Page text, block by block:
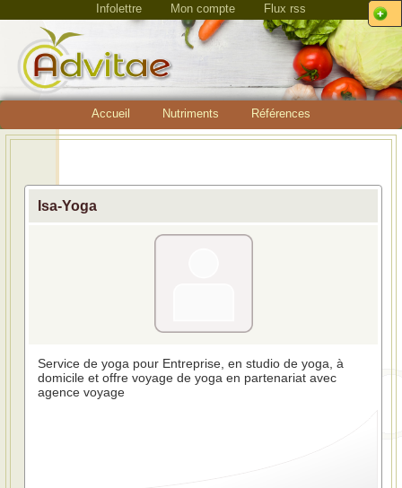
Infolettre Mon compte Flux rss
Accueil Nutriments Références
Isa-Yoga
Service de yoga pour Entreprise, en studio de yoga, à
domicile et offre voyage de yoga en partenariat avec
agence voyage